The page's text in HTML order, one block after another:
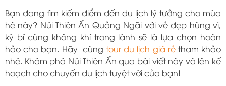
Bạn đang tìm kiếm điểm đến du lịch lý tưởng cho mùa
hè này? Núi Thiên Ấn Quảng Ngãi với vẻ đẹp hùng vĩ,
kỳ bí cùng không khí trong lành sẽ là lựa chọn hoàn
hảo cho bạn. Hãy cùng tour du lịch giá rẻtham khảo
nhé. Khám phá Núi Thiên Ấn qua bài viết này và lên kế
hoạch cho chuyến du lịch tuyệt vời của bạn!